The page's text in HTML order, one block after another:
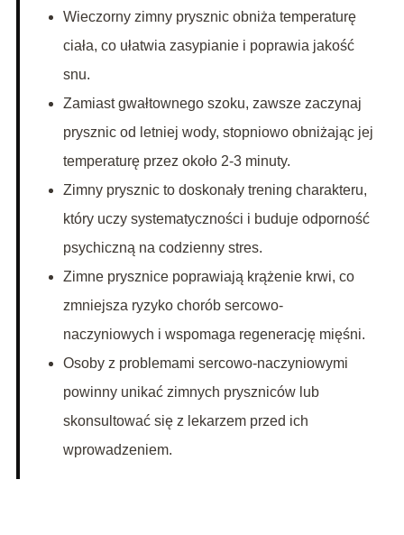
Wieczorny zimny prysznic obniża temperaturę
ciała, co ułatwia zasypianie i poprawia jakość
snu.
Zamiast gwałtownego szoku, zawsze zaczynaj
prysznic od letniej wody, stopniowo obniżając jej
temperaturę przez około 2-3 minuty.
Zimny prysznic to doskonały trening charakteru,
który uczy systematyczności i buduje odporność
psychiczną na codzienny stres.
Zimne prysznice poprawiają krążenie krwi, co
zmniejsza ryzyko chorób sercowo-
naczyniowych i wspomaga regenerację mięśni.
Osoby z problemami sercowo-naczyniowymi
powinny unikać zimnych pryszniców lub
skonsultować się z lekarzem przed ich
wprowadzeniem.